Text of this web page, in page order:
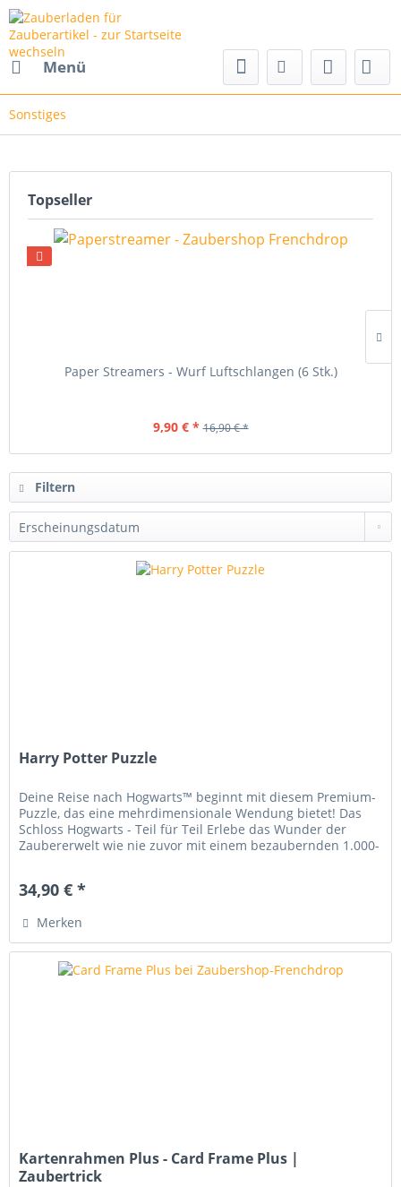
Menü
Sonstiges
Topseller
Paper Streamers - Wurf Luftschlangen (6 Stk.)
9,90 € * 16,90 € *
Filtern
Harry Potter Puzzle
Deine Reise nach Hogwarts™ beginnt mit diesem Premium-
Puzzle, das eine mehrdimensionale Wendung bietet! Das
Schloss Hogwarts - Teil für Teil Erlebe das Wunder der
Zaubererwelt wie nie zuvor mit einem bezaubernden 1.000-
34,90 € *
Merken
Kartenrahmen Plus - Card Frame Plus |
Zaubertrick